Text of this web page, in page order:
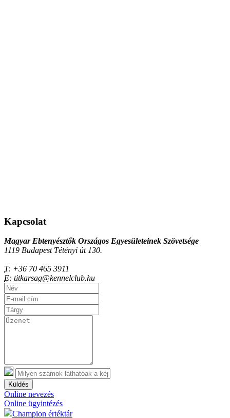
Kapcsolat
Magyar Ebtenyésztők Országos Egyesületeinek Szövetsége
1119 Budapest Tétényi út 130.
T: +36 70 465 3911
E: titkarsag@kennelclub.hu
Küldés
Online nevezés
Online ügyintézés
Champion értéktár